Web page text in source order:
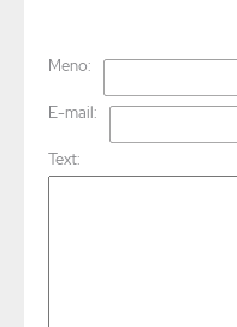
Meno:
E-mail:
Text: